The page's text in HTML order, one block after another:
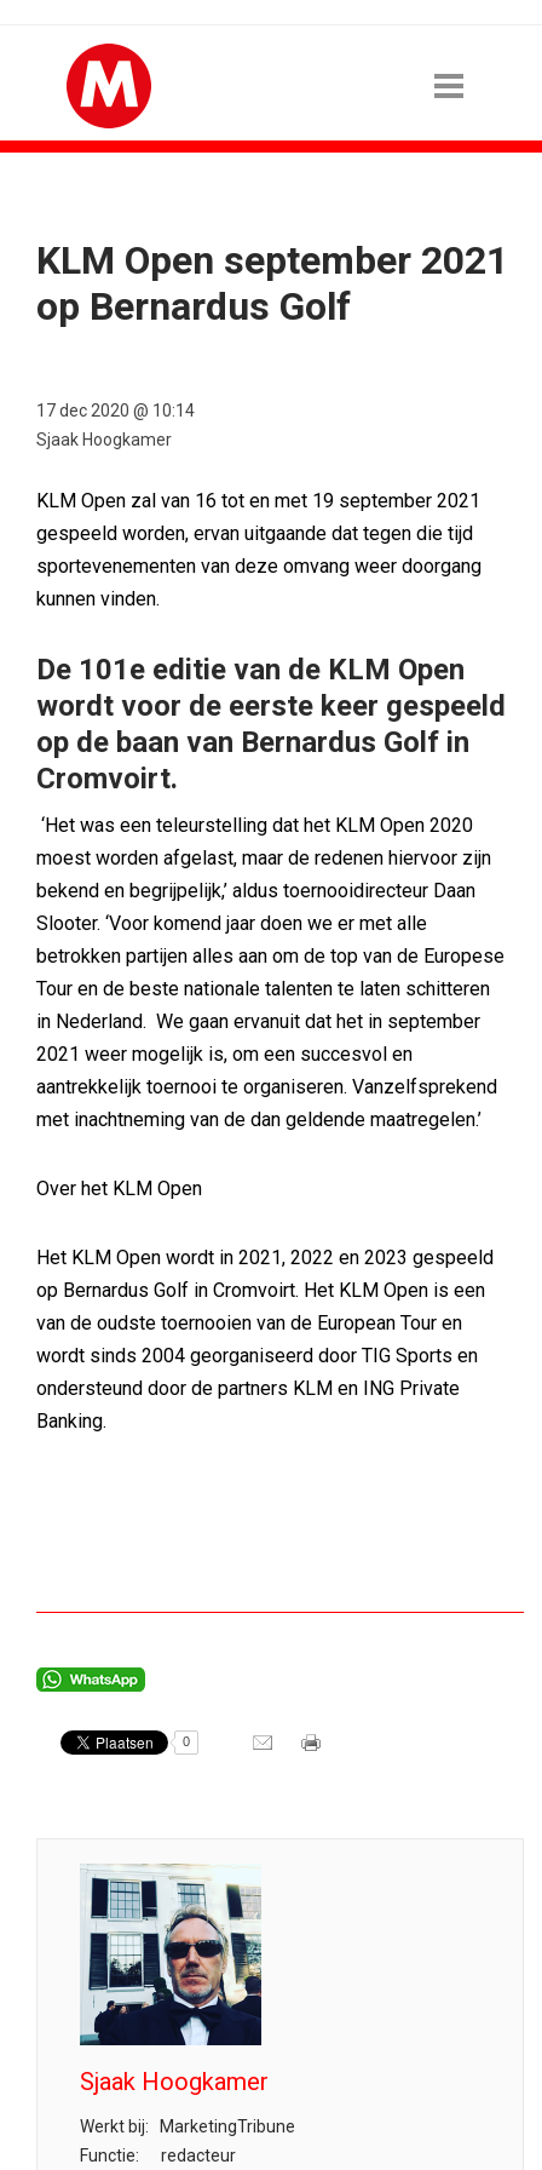
KLM Open september 2021
op Bernardus Golf
17 dec 2020 @ 10:14
Sjaak Hoogkamer
KLM Open zal van 16 tot en met 19 september 2021
gespeeld worden, ervan uitgaande dat tegen die tijd
sportevenementen van deze omvang weer doorgang
kunnen vinden.
De 101e editie van de KLM Open
wordt voor de eerste keer gespeeld
op de baan van Bernardus Golf in
Cromvoirt.
‘Het was een teleurstelling dat het KLM Open 2020
moest worden afgelast, maar de redenen hiervoor zijn
bekend en begrijpelijk,’ aldus toernooidirecteur Daan
Slooter. ‘Voor komend jaar doen we er met alle
betrokken partijen alles aan om de top van de Europese
Tour en de beste nationale talenten te laten schitteren
in Nederland. We gaan ervanuit dat het in september
2021 weer mogelijk is, om een succesvol en
aantrekkelijk toernooi te organiseren. Vanzelfsprekend
met inachtneming van de dan geldende maatregelen.’
Over het KLM Open
Het KLM Open wordt in 2021, 2022 en 2023 gespeeld
op Bernardus Golf in Cromvoirt. Het KLM Open is een
van de oudste toernooien van de European Tour en
wordt sinds 2004 georganiseerd door TIG Sports en
ondersteund door de partners KLM en ING Private
Banking.
0
Sjaak Hoogkamer
Werkt bij:
MarketingTribune
Functie:
redacteur